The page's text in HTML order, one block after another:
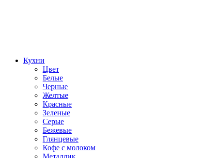
Кухни
Цвет
Белые
Черные
Желтые
Красные
Зеленые
Серые
Бежевые
Глянцевые
Кофе с молоком
Металлик